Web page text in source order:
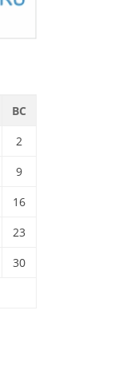
ВС
2
9
16
23
30